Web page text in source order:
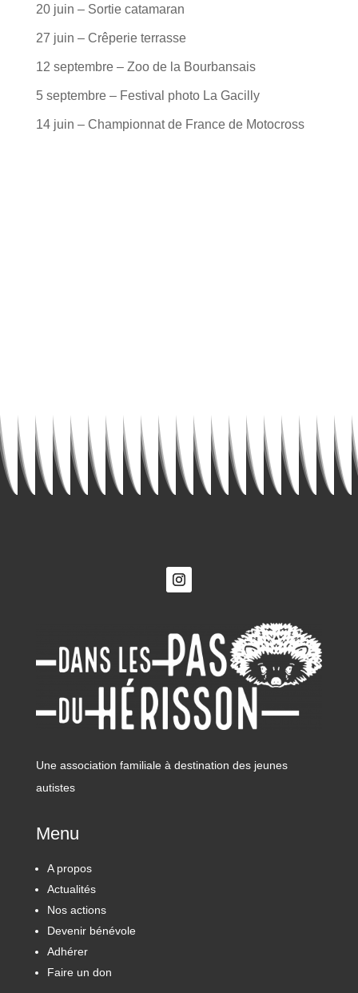
20 juin – Sortie catamaran
27 juin – Crêperie terrasse
12 septembre – Zoo de la Bourbansais
5 septembre – Festival photo La Gacilly
14 juin – Championnat de France de Motocross
Une association familiale à destination des jeunes
autistes
Menu
A propos
Actualités
Nos actions
Devenir bénévole
Adhérer
Faire un don